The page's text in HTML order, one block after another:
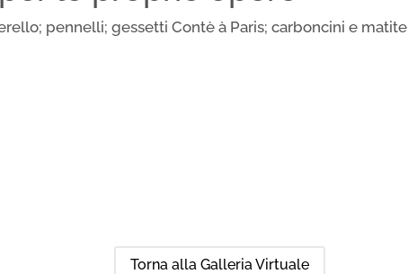
pennelli; gessetti Contè à Paris; carboncini e matite
Torna alla Galleria Virtuale